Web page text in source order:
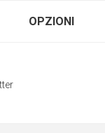
OPZIONI